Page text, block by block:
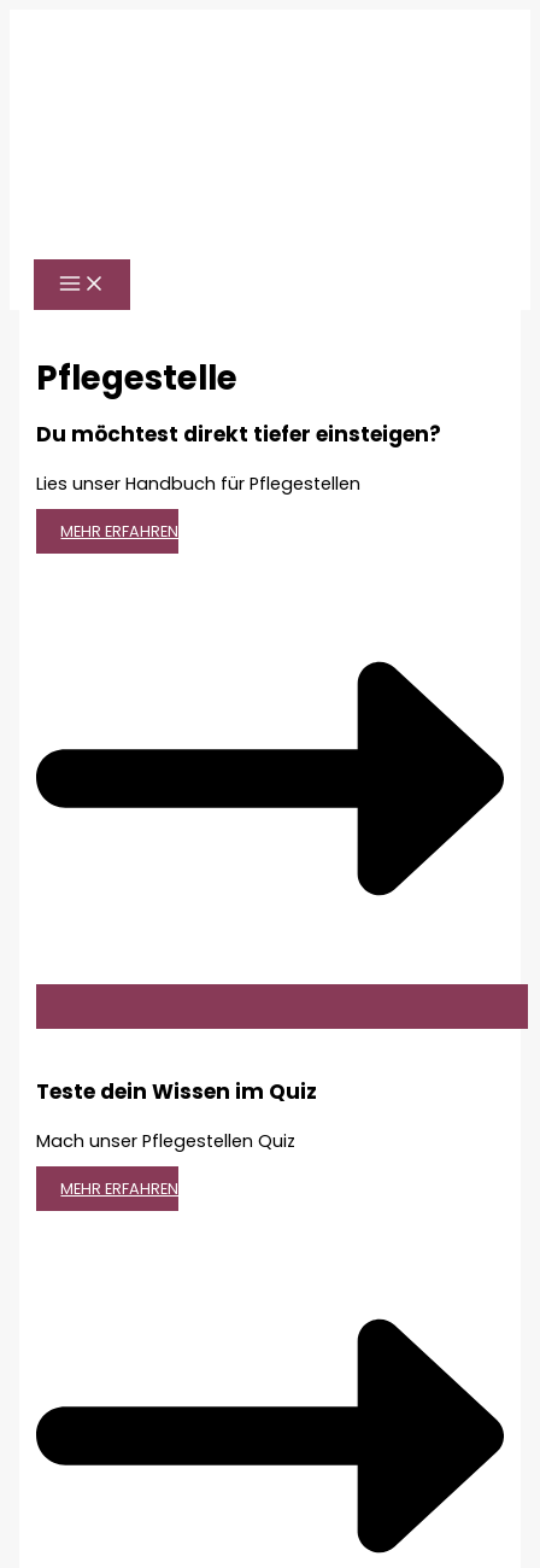
Pflegestelle
Du möchtest direkt tiefer einsteigen?
Lies unser Handbuch für Pflegestellen
MEHR ERFAHREN
Teste dein Wissen im Quiz
Mach unser Pflegestellen Quiz
MEHR ERFAHREN